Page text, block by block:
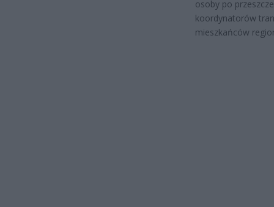
osoby po
koordynatorów
mieszkańców